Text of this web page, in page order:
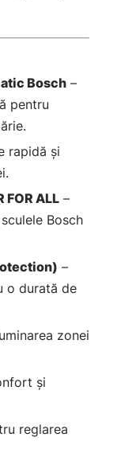
Bosch –
pentru
rapidă și
FOR ALL –
Bosch
–
o durată de
zonei
și
reglarea